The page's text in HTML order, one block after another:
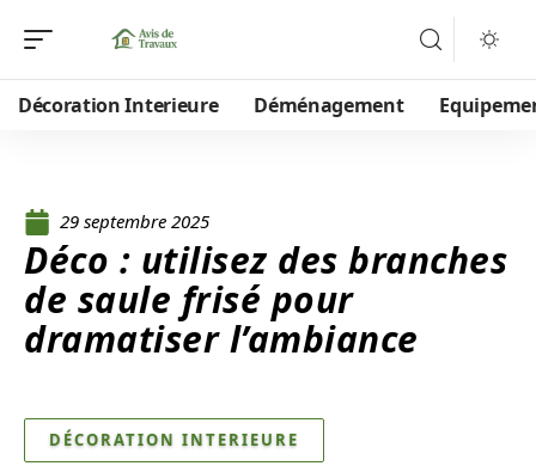
Décoration Interieure Déménagement
29 septembre 2025
Déco : utilisez des branches
de saule frisé pour
dramatiser l’ambiance
DÉCORATION INTERIEURE